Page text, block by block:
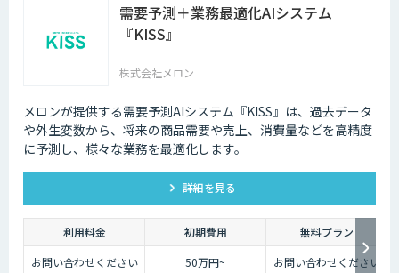
需要予測＋業務最適化AIシステム
『KISS』
株式会社メロン
メロンが提供する需要予測AIシステム『KISS』は、過去データ
や外生変数から、将来の商品需要や売上、消費量などを高精度
に予測し、様々な業務を最適化します。
詳細を見る
利用料金 初期費用
無料プラン
お問い合わせください
50万円~ お問い合わせください